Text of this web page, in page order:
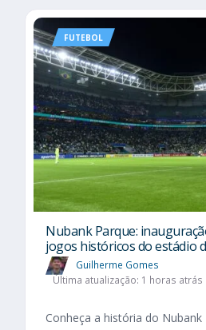
FUTEBOL
Nubank Parque:
jogos históricos do estádio
Guilherme Gomes
Última atualização: 1 horas atrás
Conheça a história do Nubank